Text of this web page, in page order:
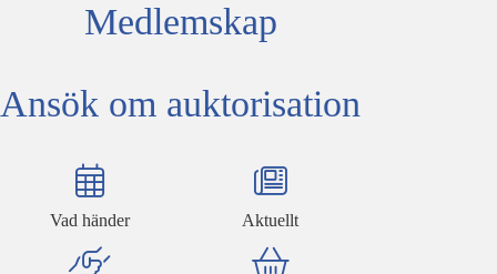
Medlemskap
Ansök om auktorisation
Vad händer Aktuellt